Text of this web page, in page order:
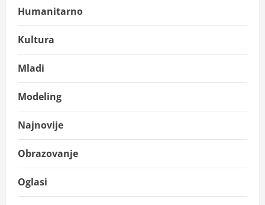
Humanitarno
Kultura
Mladi
Modeling
Najnovije
Obrazovanje
Oglasi